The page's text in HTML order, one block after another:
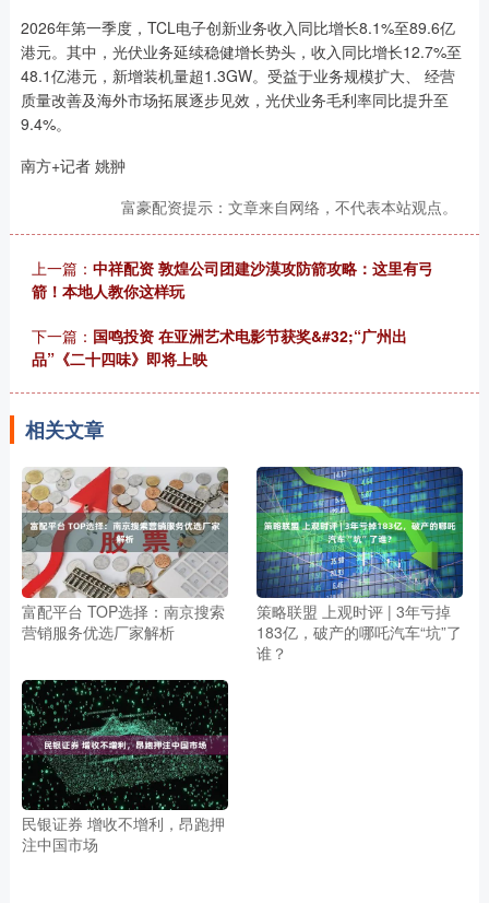
2026年第一季度，TCL电子创新业务收入同比增长8.1%至89.6亿
港元。其中，光伏业务延续稳健增长势头，收入同比增长12.7%至
48.1亿港元，新增装机量超1.3GW。受益于业务规模扩大、 经营
质量改善及海外市场拓展逐步见效，光伏业务毛利率同比提升至
9.4%。
南方+记者 姚翀
富豪配资提示：文章来自网络，不代表本站观点。
上一篇： 中祥配资 敦煌公司团建沙漠攻防箭攻略：这里有弓
箭！本地人教你这样玩
下一篇： 国鸣投资 在亚洲艺术电影节获奖&#32;“广州出
品”《二十四味》即将上映
相关文章
富配平台 TOP选择：南京搜索
营销服务优选厂家解析
策略联盟 上观时评 | 3年亏掉
183亿，破产的哪吒汽车“坑”了
谁？
民银证券 增收不增利，昂跑押
注中国市场